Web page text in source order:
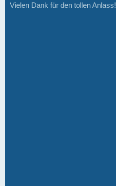
Vielen Dank für den tollen Anlass!